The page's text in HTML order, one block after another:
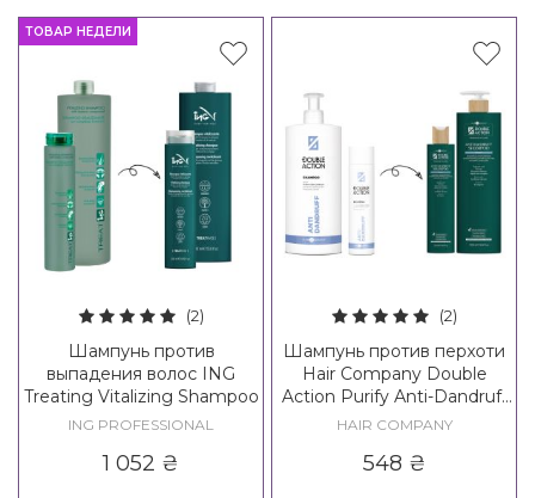
ТОВАР НЕДЕЛИ
(2)
Шампунь против
выпадения волос ING
Treating Vitalizing Shampoo
ING PROFESSIONAL
1 052 ₴
(2)
Шампунь против перхоти
Hair Company Double
Action Purify Anti-Dandruff
Shampoo
HAIR COMPANY
548 ₴